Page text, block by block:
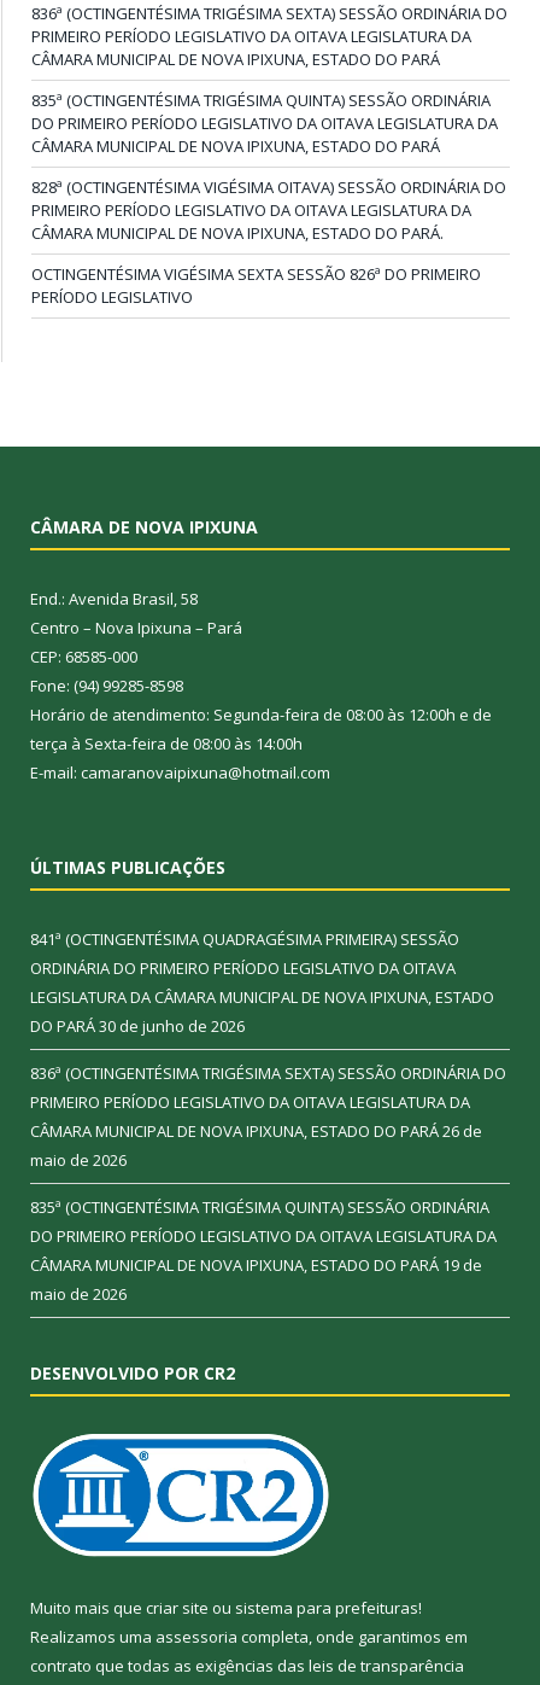
836ª (OCTINGENTÉSIMA TRIGÉSIMA SEXTA) SESSÃO ORDINÁRIA DO
PRIMEIRO PERÍODO LEGISLATIVO DA OITAVA LEGISLATURA DA
CÂMARA MUNICIPAL DE NOVA IPIXUNA, ESTADO DO PARÁ
835ª (OCTINGENTÉSIMA TRIGÉSIMA QUINTA) SESSÃO ORDINÁRIA
DO PRIMEIRO PERÍODO LEGISLATIVO DA OITAVA LEGISLATURA DA
CÂMARA MUNICIPAL DE NOVA IPIXUNA, ESTADO DO PARÁ
828ª (OCTINGENTÉSIMA VIGÉSIMA OITAVA) SESSÃO ORDINÁRIA DO
PRIMEIRO PERÍODO LEGISLATIVO DA OITAVA LEGISLATURA DA
CÂMARA MUNICIPAL DE NOVA IPIXUNA, ESTADO DO PARÁ.
OCTINGENTÉSIMA VIGÉSIMA SEXTA SESSÃO 826ª DO PRIMEIRO
PERÍODO LEGISLATIVO
CÂMARA DE NOVA IPIXUNA
End.: Avenida Brasil, 58
Centro – Nova Ipixuna – Pará
CEP: 68585-000
Fone: (94) 99285-8598
Horário de atendimento: Segunda-feira de 08:00 às 12:00h e de
terça à Sexta-feira de 08:00 às 14:00h
E-mail: camaranovaipixuna@hotmail.com
ÚLTIMAS PUBLICAÇÕES
841ª (OCTINGENTÉSIMA QUADRAGÉSIMA PRIMEIRA) SESSÃO
ORDINÁRIA DO PRIMEIRO PERÍODO LEGISLATIVO DA OITAVA
LEGISLATURA DA CÂMARA MUNICIPAL DE NOVA IPIXUNA, ESTADO
DO PARÁ30 de junho de 2026
836ª (OCTINGENTÉSIMA TRIGÉSIMA SEXTA) SESSÃO ORDINÁRIA DO
PRIMEIRO PERÍODO LEGISLATIVO DA OITAVA LEGISLATURA DA
CÂMARA MUNICIPAL DE NOVA IPIXUNA, ESTADO DO PARÁ26 de
maio de 2026
835ª (OCTINGENTÉSIMA TRIGÉSIMA QUINTA) SESSÃO ORDINÁRIA
DO PRIMEIRO PERÍODO LEGISLATIVO DA OITAVA LEGISLATURA DA
CÂMARA MUNICIPAL DE NOVA IPIXUNA, ESTADO DO PARÁ 19 de
maio de 2026
DESENVOLVIDO POR CR2
Muito mais que criar site ou sistema para prefeituras!
Realizamos uma assessoria completa, onde garantimos em
contrato que todas as exigências das leis de transparência